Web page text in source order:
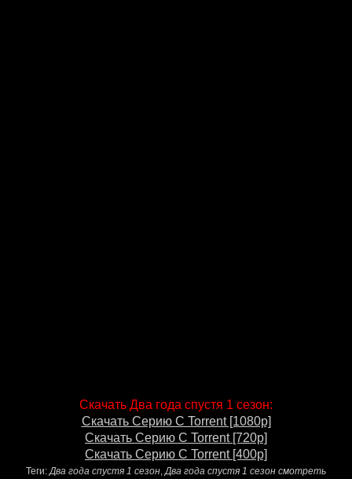
Скачать Два года спустя 1 сезон:
Скачать Серию С Torrent [1080p]
Скачать Серию С Torrent [720p]
Скачать Серию С Torrent [400p]
Теги:Два года спустя 1 сезон,Два года спустя 1 сезон смотреть